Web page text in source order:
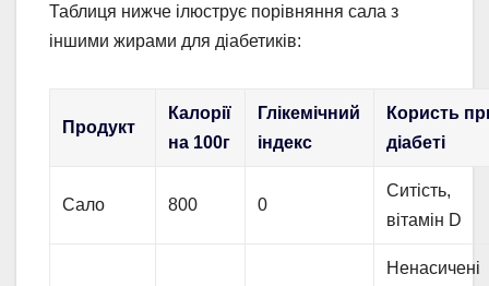
Таблиця нижче ілюструє порівняння сала з
іншими жирами для діабетиків:
Продукт
Калорії
на 100г
Глікемічний
індекс
Користь
діабеті
Сало 800 0
Ситість,
вітамін D
Ненасичені